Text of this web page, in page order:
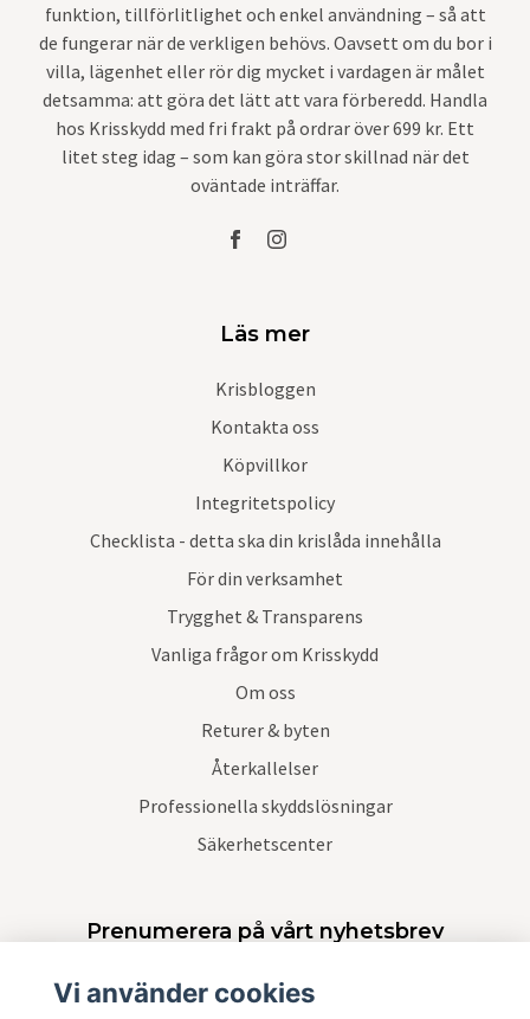
funktion, tillförlitlighet och enkel användning – så att
de fungerar när de verkligen behövs. Oavsett om du bor i
villa, lägenhet eller rör dig mycket i vardagen är målet
detsamma: att göra det lätt att vara förberedd. Handla
hos Krisskydd med fri frakt på ordrar över 699 kr. Ett
litet steg idag – som kan göra stor skillnad när det
oväntade inträffar.
Läs mer
Krisbloggen
Kontakta oss
Köpvillkor
Integritetspolicy
Checklista - detta ska din krislåda innehålla
För din verksamhet
Trygghet & Transparens
Vanliga frågor om Krisskydd
Om oss
Returer & byten
Återkallelser
Professionella skyddslösningar
Säkerhetscenter
Prenumerera på vårt nyhetsbrev
Vi använder cookies